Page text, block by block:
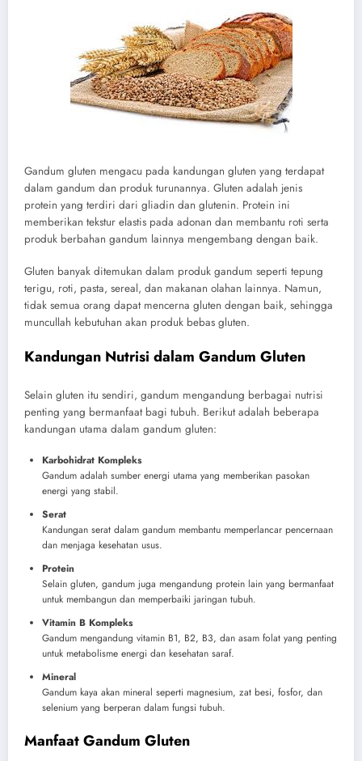
Gandum gluten mengacu pada kandungan gluten yang terdapat
dalam gandum dan produk turunannya. Gluten adalah jenis
protein yang terdiri dari gliadin dan glutenin. Protein ini
memberikan tekstur elastis pada adonan dan membantu roti serta
produk berbahan gandum lainnya mengembang dengan baik.
Gluten banyak ditemukan dalam produk gandum seperti tepung
terigu, roti, pasta, sereal, dan makanan olahan lainnya. Namun,
tidak semua orang dapat mencerna gluten dengan baik, sehingga
muncullah kebutuhan akan produk bebas gluten.
Kandungan Nutrisi dalam Gandum Gluten
Selain gluten itu sendiri, gandum mengandung berbagai nutrisi
penting yang bermanfaat bagi tubuh. Berikut adalah beberapa
kandungan utama dalam gandum gluten:
Karbohidrat Kompleks
Gandum adalah sumber energi utama yang memberikan pasokan
energi yang stabil.
Serat
Kandungan serat dalam gandum membantu memperlancar pencernaan
dan menjaga kesehatan usus.
Protein
Selain gluten, gandum juga mengandung protein lain yang bermanfaat
untuk membangun dan memperbaiki jaringan tubuh.
Vitamin B Kompleks
Gandum mengandung vitamin B1, B2, B3, dan asam folat yang penting
untuk metabolisme energi dan kesehatan saraf.
Mineral
Gandum kaya akan mineral seperti magnesium, zat besi, fosfor, dan
selenium yang berperan dalam fungsi tubuh.
Manfaat Gandum Gluten